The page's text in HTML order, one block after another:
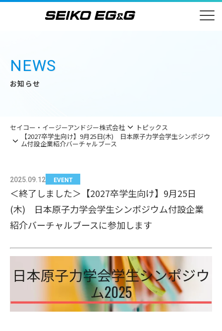
NEWS
お知らせ
セイコー・イージーアンドジー株式会社
トピックス
【2027卒学生向け】9月25日(木) 日本原子力学会学生シンポジウ
ム付設企業紹介バーチャルブース
2025.09.12 EVENT
＜終了しました＞【2027卒学生向け】9月25日
(木) 日本原子力学会学生シンポジウム付設企業
紹介バーチャルブースに参加します